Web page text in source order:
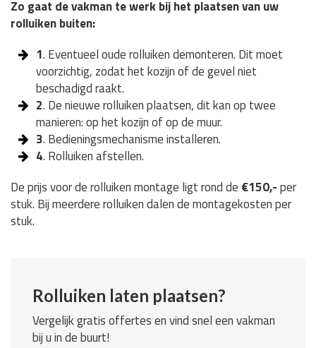
Zo gaat de vakman te werk bij het plaatsen van uw
rolluiken buiten:
1. Eventueel oude rolluiken demonteren. Dit moet
voorzichtig, zodat het kozijn of de gevel niet
beschadigd raakt.
2. De nieuwe rolluiken plaatsen, dit kan op twee
manieren: op het kozijn of op de muur.
3. Bedieningsmechanisme installeren.
4. Rolluiken afstellen.
De prijs voor de rolluiken montage ligt rond de €150,-per
stuk. Bij meerdere rolluiken dalen de montagekosten per
stuk.
Rolluiken laten plaatsen?
Vergelijk gratis offertes en vind snel een vakman
bij u in de buurt!